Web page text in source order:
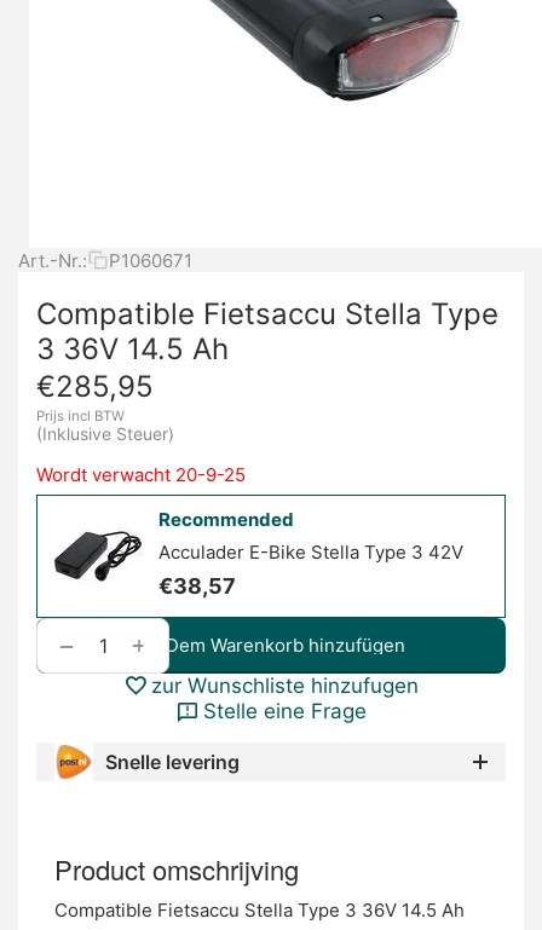
Art.-Nr.: P1060671
Compatible Fietsaccu Stella Type
3 36V 14.5 Ah
€285,95
Prijs incl BTW
(Inklusive Steuer)
Wordt verwacht 20-9-25
Recommended
Acculader E-Bike Stella Type 3 42V
€38,57
+
− Dem Warenkorb hinzufügen
zur Wunschliste hinzufugen
Stelle eine Frage
Snelle levering
Product omschrijving
Compatible Fietsaccu Stella Type 3 36V 14.5 Ah